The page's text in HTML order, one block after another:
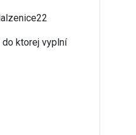
ktorej vyplní